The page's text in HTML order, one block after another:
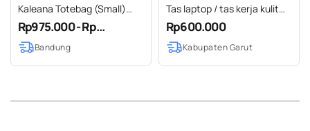
Kaleana Totebag (Small)
Genuine Leather Kulit Asli -
Gammara Leather
Rp975.000 - Rp...
Bandung
Tas laptop / tas kerja kulit
sapi
Rp600.000
Kabupaten Garut